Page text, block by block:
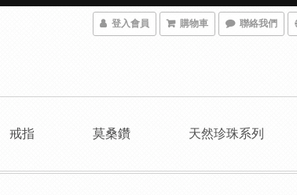
登入會員 購物車 聯絡我們
戒指 莫桑鑽 天然珍珠系列